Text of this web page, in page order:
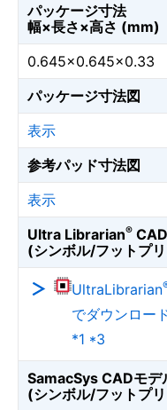
パッケージ寸法
幅×長さ×高さ (mm)
0.645×0.645×0.33
パッケージ寸法図
表示
参考パッド寸法図
表示
Ultra Librarian®
(シンボル/フットプ
UltraLibrarian
でダウンロー
*1 *3
SamacSys CADモデ
(シンボル/フットプ